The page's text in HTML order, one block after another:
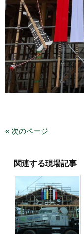
« 次のページ
関連する現場記事